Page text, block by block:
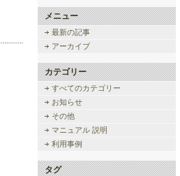
メニュー
最新の記事
アーカイブ
カテゴリー
すべてのカテゴリー
お知らせ
その他
マニュアル 説明
利用事例
タグ